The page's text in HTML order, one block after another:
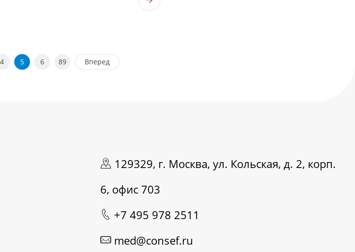
4 5 6 89 Вперед
129329, г. Москва, ул. Кольская, д. 2, корп.
6, офис 703
+7 495 978 2511
med@consef.ru